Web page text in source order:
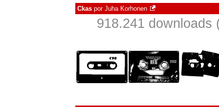
Ckas por Juha Korhonen
918.241 downloads